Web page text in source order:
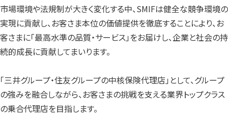
市場環境や法規制が大きく変化する中、SMIFは健全な競争環境の
実現に貢献し、お客さま本位の価値提供を徹底することにより、お
客さまに「最高水準の品質・サービス」をお届けし、企業と社会の持
続的成長に貢献してまいります。
「三井グループ・住友グループの中核保険代理店」として、グループ
の強みを融合しながら、お客さまの挑戦を支える業界トップクラス
の乗合代理店を目指します。